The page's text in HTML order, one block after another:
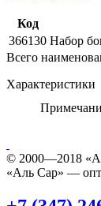
Код
366130 Набор
Всего
Характеристики
© 2000—2018
«Аль Сар» —